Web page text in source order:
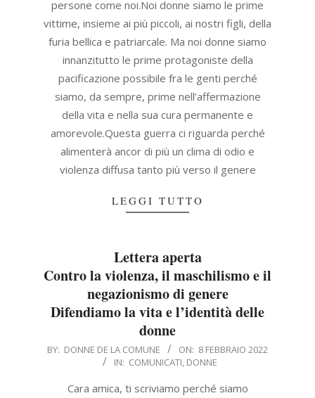
persone come noi.Noi donne siamo le prime
vittime, insieme ai più piccoli, ai nostri figli, della
furia bellica e patriarcale. Ma noi donne siamo
innanzitutto le prime protagoniste della
pacificazione possibile fra le genti perché
siamo, da sempre, prime nell’affermazione
della vita e nella sua cura permanente e
amorevole.Questa guerra ci riguarda perché
alimenterà ancor di più un clima di odio e
violenza diffusa tanto più verso il genere
LEGGI TUTTO
Lettera aperta
Contro la violenza, il maschilismo e il
negazionismo di genere
Difendiamo la vita e l’identità delle
donne
2022-
BY: DONNE DE LA COMUNE ON: 8 FEBBRAIO 2022
IN: COMUNICATI, DONNE
Cara amica, ti scriviamo perché siamo